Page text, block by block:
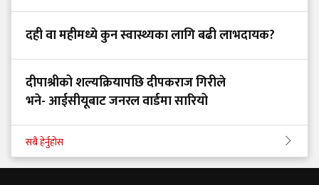
दही वा महीमध्ये कुन स्वास्थ्यका लागि बढी लाभदायक?
दीपाश्रीको शल्यक्रियापछि दीपकराज गिरीले
भने- आईसीयूबाट जनरल वार्डमा सारियो
सबै हेर्नुहोस